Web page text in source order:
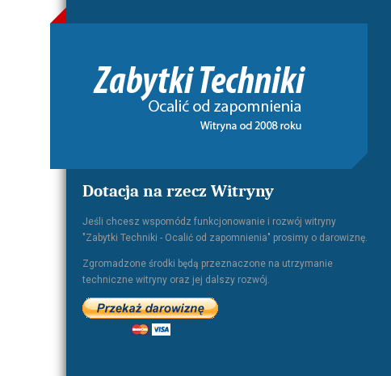
Dotacja na rzecz Witryny
Jeśli chcesz wspomódz funkcjonowanie i rozwój witryny
"Zabytki Techniki - Ocalić od zapomnienia" prosimy o darowiznę.
Zgromadzone środki będą przeznaczone na utrzymanie
techniczne witryny oraz jej dalszy rozwój.